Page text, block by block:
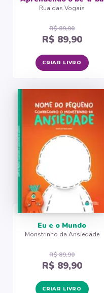
Rua das Vogais
R$ 89,90
R$ 89,90
CRIAR LIVRO
Eu e o Mundo
Monstrinho da Ansiedade
R$ 89,90
R$ 89,90
CRIAR LIVRO